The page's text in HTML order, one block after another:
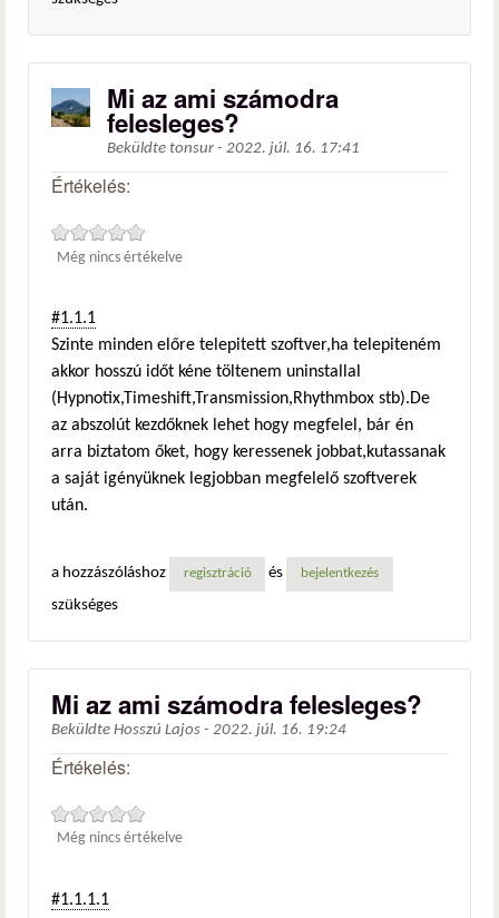
Mi az ami számodra
felesleges?
Beküldte tonsur- 2022. júl. 16. 17:41
Értékelés:
Még nincs értékelve
#1.1.1
Szinte minden előre telepitett szoftver,ha telepiteném
akkor hosszú időt kéne töltenem uninstallal
(Hypnotix,Timeshift,Transmission,Rhythmbox stb).De
az abszolút kezdőknek lehet hogy megfelel, bár én
arra biztatom őket, hogy keressenek jobbat,kutassanak
a saját igényüknek legjobban megfelelő szoftverek
után.
a hozzászóláshoz regisztráció és bejelentkezés
szükséges
Mi az ami számodra felesleges?
Beküldte Hosszú Lajos - 2022. júl. 16. 19:24
Értékelés:
Még nincs értékelve
#1.1.1.1